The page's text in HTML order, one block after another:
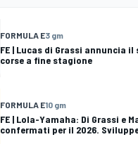
FORMULA E3 gm
FE | Lucas di Grassi annuncia
corse a fine stagione
FORMULA E10 gm
FE | Lola-Yamaha: Di Grassi e
confermati per il 2026.